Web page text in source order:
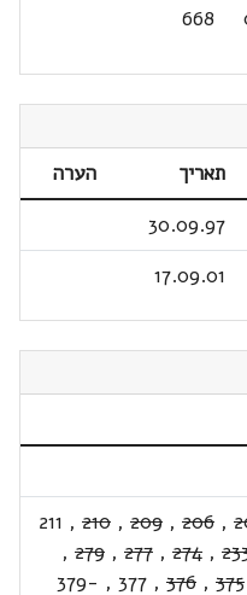
668
תאריך
הערה
30.09.97
17.09.01
,
206
,
209
,
210
,
211
,
274
,
277
,
279
,
375
,
376
,
377
,
379-